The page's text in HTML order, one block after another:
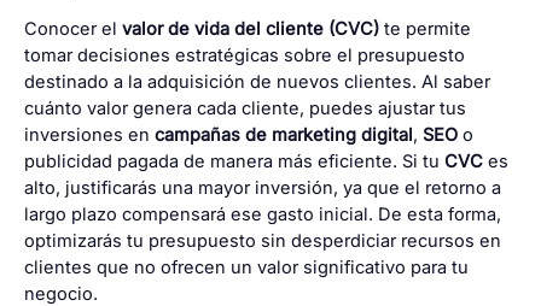
Conocer el valor de vida del cliente (CVC) te permite
tomar decisiones estratégicas sobre el presupuesto
destinado a la adquisición de nuevos clientes. Al saber
cuánto valor genera cada cliente, puedes ajustar tus
inversiones en campañas de marketing digital, SEO o
publicidad pagada de manera más eficiente. Si tu CVC es
alto, justificarás una mayor inversión, ya que el retorno a
largo plazo compensará ese gasto inicial. De esta forma,
optimizarás tu presupuesto sin desperdiciar recursos en
clientes que no ofrecen un valor significativo para tu
negocio.